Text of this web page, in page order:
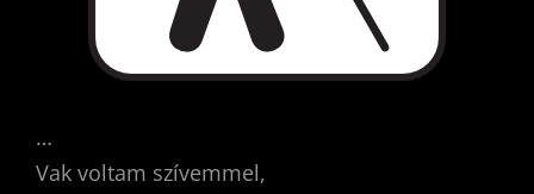
…
Vak voltam szívemmel,